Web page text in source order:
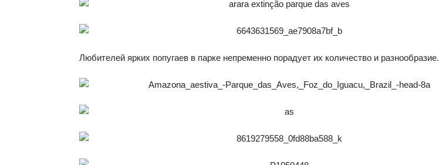
Любителей ярких попугаев в парке непременно порадует их количество и разнообразие.